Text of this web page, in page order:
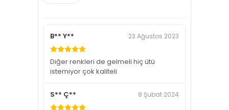
B** Y** 23 Ağustos 2023
Diğer renkleri de gelmeli hiç ütü
istemiyor çok kaliteli
S** Ç** 8 Şubat 2024